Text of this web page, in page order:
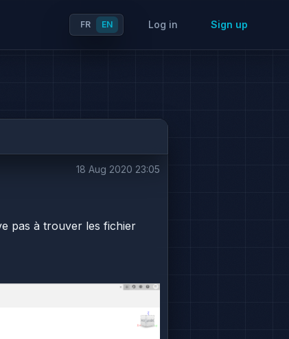
FR EN Log in Sign up
18 Aug 2020 23:05
pas à trouver les fichier